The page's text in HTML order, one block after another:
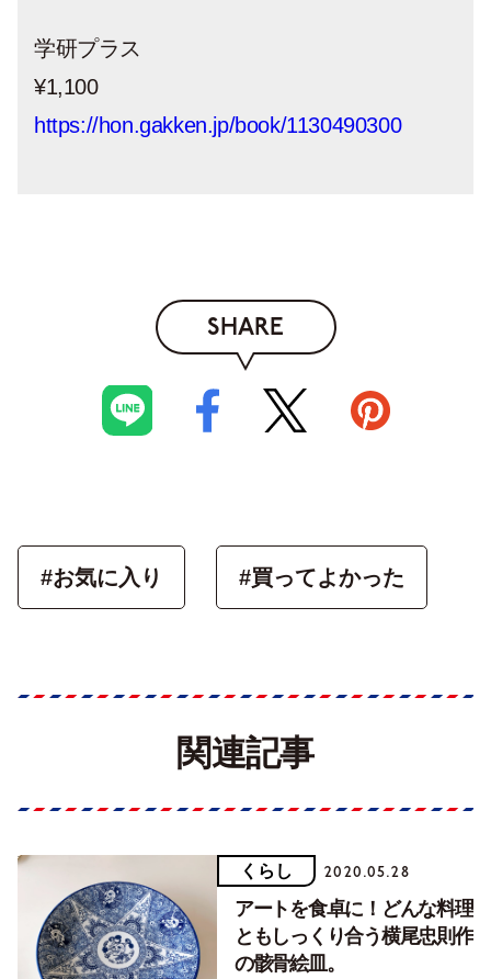
学研プラス
¥1,100
https://hon.gakken.jp/book/1130490300
SHARE
#お気に入り #買ってよかった
関連記事
くらし 2020.05.28
アートを食卓に！どんな料理
ともしっくり合う横尾忠則作
の骸骨絵皿。